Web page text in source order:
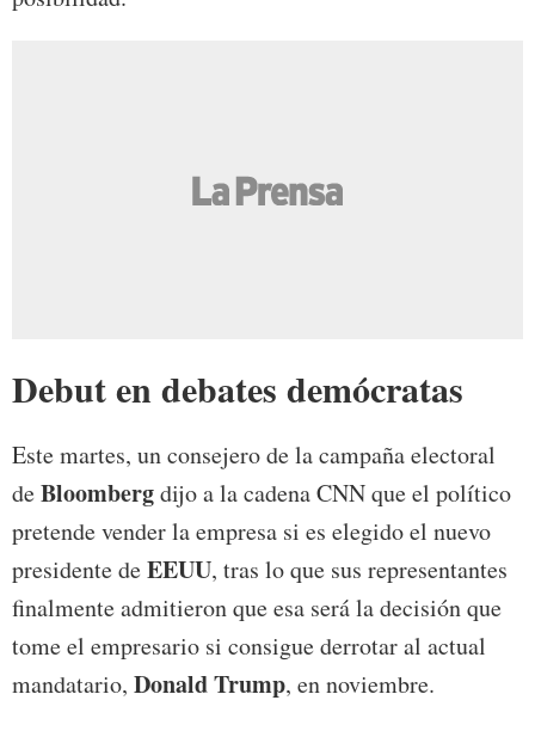
Debut en debates demócratas
Este martes, un consejero de la campaña electoral
deBloombergdijo a la cadena CNN que el político
pretende vender la empresa si es elegido el nuevo
presidente deEEUU, tras lo que sus representantes
finalmente admitieron que esa será la decisión que
tome el empresario si consigue derrotar al actual
mandatario, Donald Trump, en noviembre.